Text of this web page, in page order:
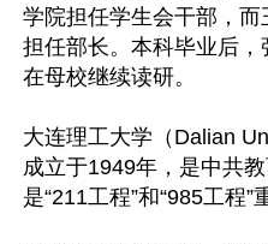
学院担任学生会干部，
担任部长。本科毕业后
在母校继续读研。
大连理工大学（Dalian
成立于1949年，是中共
是“211工程”和“985工程”